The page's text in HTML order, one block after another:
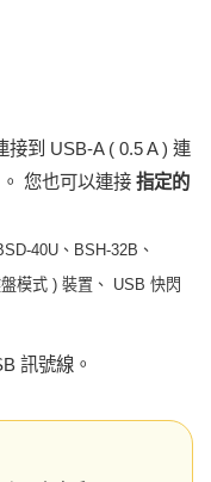
到 USB-A ( 0.5 A ) 連
您也可以連接 指定的
40U、BSH-32B、
模式 ) 裝置、 USB 快閃
訊號線。